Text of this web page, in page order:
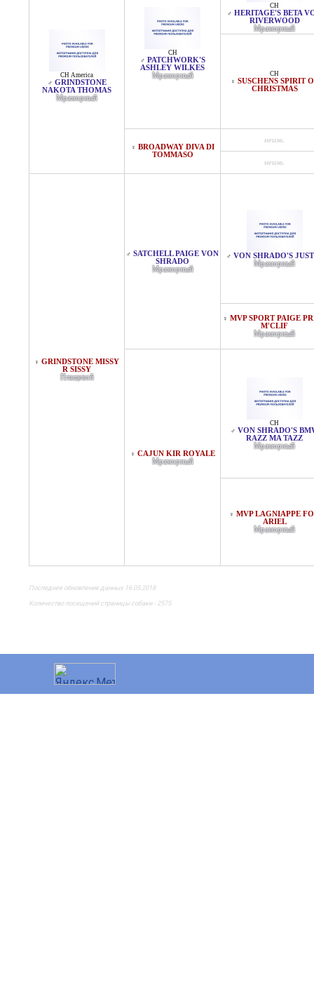
CH America
♂ GRINDSTONE
NAKOTA THOMAS
Мраморный
CH
♂ PATCHWORK'S
ASHLEY WILKES
Мраморный
CH
♂ HERITAGE'S BETA
RIVERWOOD
Мраморный
CH
♀ SUSCHENS SPIRIT
CHRISTMAS
♀ BROADWAY DIVA DI
TOMMASO
неизв.
неизв.
♀ GRINDSTONE MISSY
R SISSY
Плащевой
♂ SATCHELL PAIGE VON
SHRADO
Мраморный
♂ VON SHRADO'S
Мраморный
♀ MVP SPORT PAIGE
M'CLIF
Мраморный
♀ CAJUN KIR ROYALE
Мраморный
CH
♂ VON SHRADO'S
RAZZ MA TAZZ
Мраморный
♀ MVP LAGNIAPPE
ARIEL
Мраморный
Последнее обновление данных 16.05.2018
Количество посещений страницы собаки - 2575